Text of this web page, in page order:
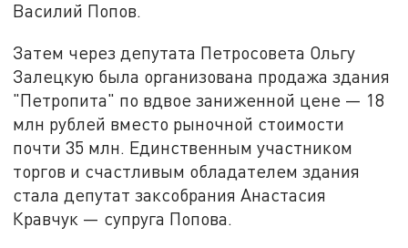
Василий Попов.
Затем через депутата Петросовета Ольгу
Залецкую была организована продажа здания
"Петропита" по вдвое заниженной цене — 18
млн рублей вместо рыночной стоимости
почти 35 млн. Единственным участником
торгов и счастливым обладателем здания
стала депутат заксобрания Анастасия
Кравчук — супруга Попова.